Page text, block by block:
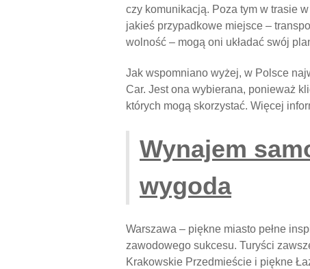
czy komunikacją. Poza tym w trasie
jakieś przypadkowe miejsce –
wolność – mogą oni układać swój
Jak wspomniano wyżej, w Polsce
Car. Jest ona wybierana, ponieważ
których mogą skorzystać. Więcej
Wynajem
wygoda
Warszawa – piękne miasto pełne
zawodowego sukcesu. Turyści
Krakowskie Przedmieście i piękne